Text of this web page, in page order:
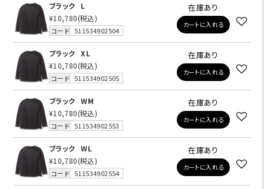
ブラック
L
¥10,780(税込)
コード 511534902504
在庫あり
カートに入れる
ブラック
XL
¥10,780(税込)
コード 511534902505
在庫あり
カートに入れる
ブラック
WM
¥10,780(税込)
コード 511534902553
在庫あり
カートに入れる
ブラック
WL
¥10,780(税込)
コード 511534902554
在庫あり
カートに入れる